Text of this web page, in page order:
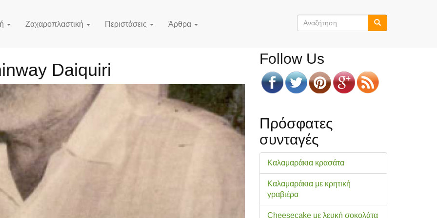
Ζαχαροπλαστική Περιστάσεις Άρθρα
Φόρμα
Daiquiri
Follow Us
Πρόσφατες
συνταγές
Καλαμαράκια κρασάτα
Καλαμαράκια με κρητική
γραβιέρα
Cheesecake με λευκή σοκολάτα